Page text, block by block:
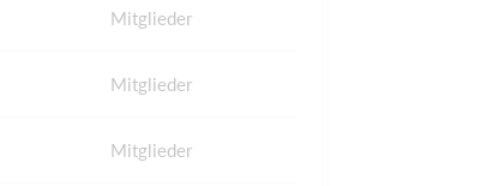
Mitglieder
Mitglieder
Mitglieder